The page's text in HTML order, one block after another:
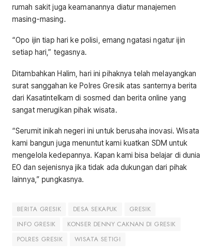
rumah sakit juga keamanannya diatur manajemen
masing-masing.
“Opo ijin tiap hari ke polisi, emang ngatasi ngatur ijin
setiap hari,” tegasnya.
Ditambahkan Halim, hari ini pihaknya telah melayangkan
surat sanggahan ke Polres Gresik atas santernya berita
dari Kasatintelkam di sosmed dan berita online yang
sangat merugikan pihak wisata.
“Serumit inikah negeri ini untuk berusaha inovasi. Wisata
kami bangun juga menuntut kami kuatkan SDM untuk
mengelola kedepannya. Kapan kami bisa belajar di dunia
EO dan sejenisnya jika tidak ada dukungan dari pihak
lainnya,” pungkasnya.
BERITA GRESIK DESA SEKAPUK
GRESIK
INFO GRESIK
KONSER DENNY CAKNAN DI GRESIK
POLRES GRESIK
WISATA SETIGI